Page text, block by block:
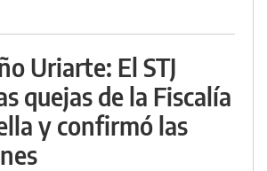
Uriarte: El STJ
quejas de la Fiscalía
y confirmó las